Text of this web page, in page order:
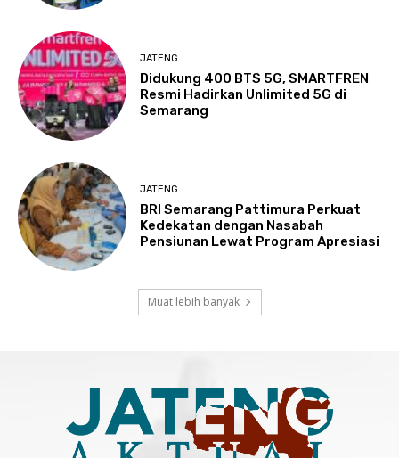
JATENG
Didukung 400 BTS 5G, SMARTFREN
Resmi Hadirkan Unlimited 5G di
Semarang
JATENG
BRI Semarang Pattimura Perkuat
Kedekatan dengan Nasabah
Pensiunan Lewat Program Apresiasi
Muat lebih banyak